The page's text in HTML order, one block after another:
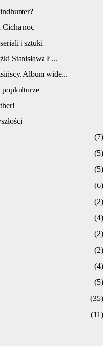
Cicha noc
i sztuki
Stanisława Ł...
Album wide...
popkulturze
(7)
(5)
(5)
(6)
(2)
(4)
(2)
(2)
(4)
(5)
(35)
(11)